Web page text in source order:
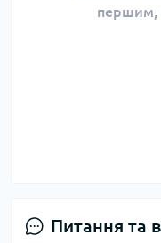
першим,
Питання та